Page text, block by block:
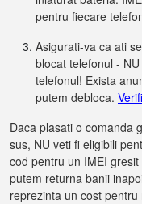
pentru fiecare
Asigurati-va ca ati
blocat telefonul -
telefonul! Exista
putem debloca.
Daca plasati o comanda
sus, NU veti fi eligibili
cod pentru un IMEI
putem returna banii
reprezinta un cost pentru